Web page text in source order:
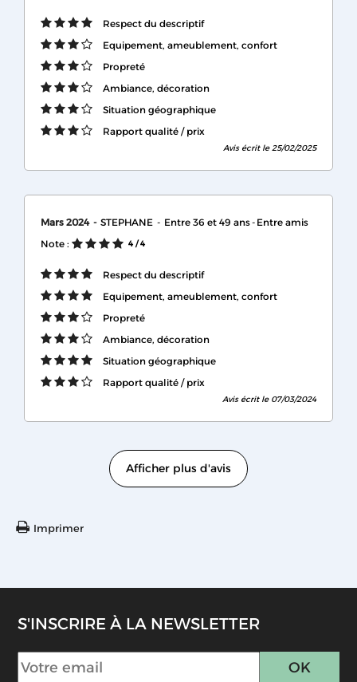
Respect du descriptif
Equipement, ameublement, confort
Propreté
Ambiance, décoration
Situation géographique
Rapport qualité / prix
Avis écrit le 25/02/2025
Mars 2024 STEPHANE Entre 36 et 49 ans Entre amis
Note :
4 / 4
Respect du descriptif
Equipement, ameublement, confort
Propreté
Ambiance, décoration
Situation géographique
Rapport qualité / prix
Avis écrit le 07/03/2024
Afficher plus d'avis
Imprimer
S'INSCRIRE À LA NEWSLETTER